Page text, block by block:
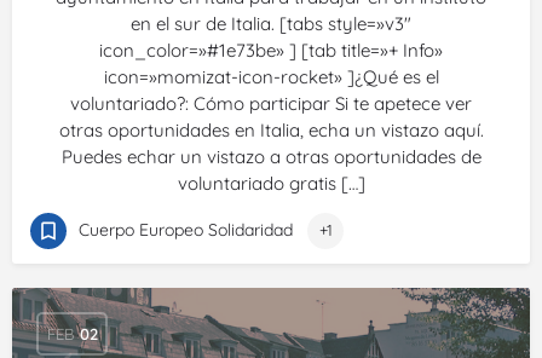
en el sur de Italia. [tabs style=»v3″
icon_color=»#1e73be» ] [tab title=»+ Info»
icon=»momizat-icon-rocket» ]¿Qué es el
voluntariado?: Cómo participar Si te apetece ver
otras oportunidades en Italia, echa un vistazo aquí.
Puedes echar un vistazo a otras oportunidades de
voluntariado gratis […]
Cuerpo Europeo Solidaridad +1
FEB 02